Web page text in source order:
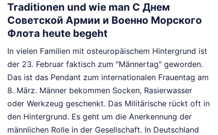
Traditionen und wie man С Днем
Советской Армии и Военно Морского
Флота heute begeht
In vielen Familien mit osteuropäischem Hintergrund ist
der 23. Februar faktisch zum "Männertag" geworden.
Das ist das Pendant zum internationalen Frauentag am
8. März. Männer bekommen Socken, Rasierwasser
oder Werkzeug geschenkt. Das Militärische rückt oft in
den Hintergrund. Es geht um die Anerkennung der
männlichen Rolle in der Gesellschaft. In Deutschland